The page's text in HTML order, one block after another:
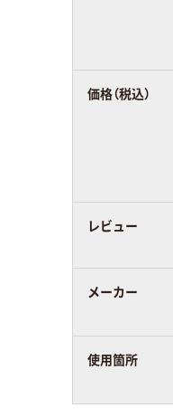
価格（税込）
レビュー
メーカー
使用箇所